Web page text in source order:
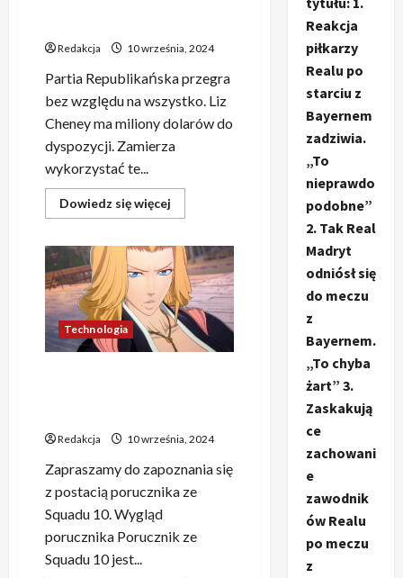
Redakcja 10 września, 2024
Partia Republikańska przegra
bez względu na wszystko. Liz
Cheney ma miliony dolarów do
dyspozycji. Zamierza
wykorzystać te...
Dowiedz się więcej
się
„Republikanie
odczuwają
presję:
Wsparcie
dla
Kamali
Harris
może
zadecydować
zwycięstwa
Trumpa”
Technologia
Redakcja 10 września, 2024
Zapraszamy do zapoznania się
z postacią porucznika ze
Squadu 10. Wygląd
porucznika Porucznik ze
Squadu 10 jest...
Reakcja
piłkarzy
Realu po
starciu z
Bayernem
zadziwia.
„To
nieprawdo
podobne”
2. Tak Real
Madryt
odniósł się
do meczu
z
Bayernem.
„To chyba
żart” 3.
Zaskakują
ce
zachowani
e
zawodnik
ów Realu
po meczu
z